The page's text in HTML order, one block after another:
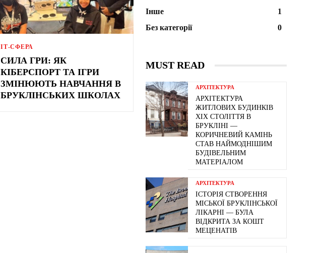
ІТ-СФЕРА
СИЛА ГРИ: ЯК
КІБЕРСПОРТ ТА ІГРИ
ЗМІНЮЮТЬ НАВЧАННЯ В
БРУКЛІНСЬКИХ ШКОЛАХ
Інше
1
Без категорії
0
MUST READ
АРХІТЕКТУРА
АРХІТЕКТУРА
ЖИТЛОВИХ БУДИНКІВ
ХІХ СТОЛІТТЯ В
БРУКЛІНІ —
КОРИЧНЕВИЙ КАМІНЬ
СТАВ НАЙМОДНІШИМ
БУДІВЕЛЬНИМ
МАТЕРІАЛОМ
АРХІТЕКТУРА
ІСТОРІЯ СТВОРЕННЯ
МІСЬКОЇ БРУКЛІНСЬКОЇ
ЛІКАРНІ — БУЛА
ВІДКРИТА ЗА КОШТ
МЕЦЕНАТІВ